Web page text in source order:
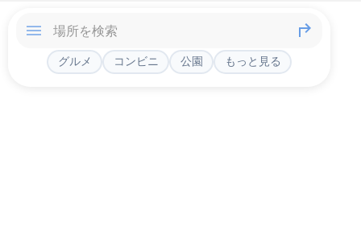
グルメ コンビニ 公園 もっと見る